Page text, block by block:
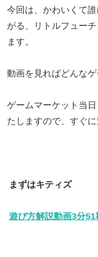
今回は、かわいくて
がる、リトルフュー
ます。
動画を見ればどんなゲ
ゲームマーケット当
たしますので、すぐ
まずはキティズ
遊び方解説動画3分51